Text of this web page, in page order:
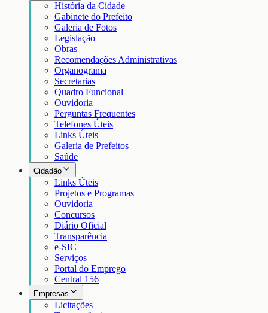
História da Cidade
Gabinete do Prefeito
Galeria de Fotos
Legislação
Obras
Recomendações Administrativas
Organograma
Secretarias
Quadro Funcional
Ouvidoria
Perguntas Frequentes
Telefones Úteis
Links Úteis
Galeria de Prefeitos
Saúde
Cidadão
Links Úteis
Projetos e Programas
Ouvidoria
Concursos
Diário Oficial
Transparência
e-SIC
Serviços
Portal do Emprego
Central 156
Empresas
Licitações